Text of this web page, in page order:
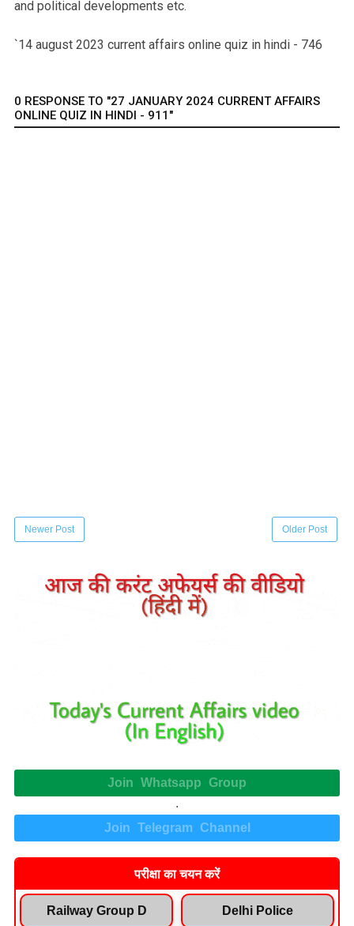
and political developments etc.
`14 august 2023 current affairs online quiz in hindi - 746
0 RESPONSE TO "27 JANUARY 2024 CURRENT AFFAIRS
ONLINE QUIZ IN HINDI - 911"
Newer Post Older Post
Join Whatsapp Group
.
Join Telegram Channel
परीक्षा का चयन करें
Railway Group D Delhi Police